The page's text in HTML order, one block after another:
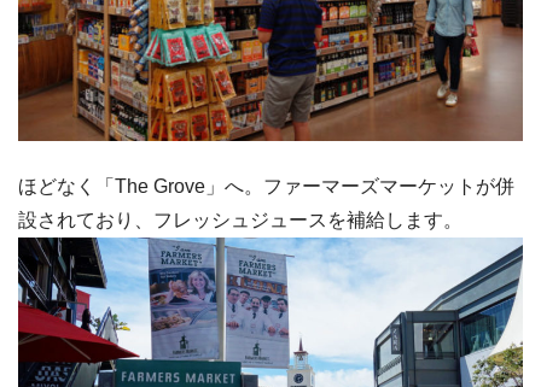
ほどなく「The Grove」へ。ファーマーズマーケットが併
設されており、フレッシュジュースを補給します。